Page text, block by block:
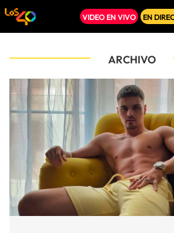
VIDEO EN VIVO EN
ARCHIVO